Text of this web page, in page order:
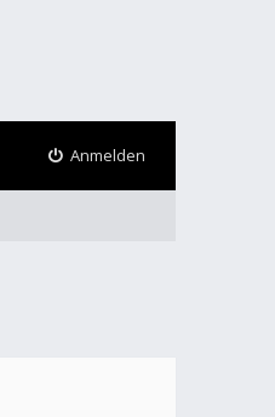
Anmelden